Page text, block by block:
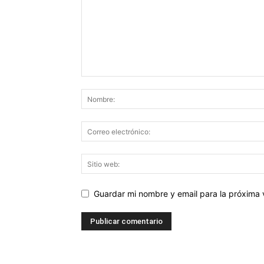
Guardar mi nombre y email para la